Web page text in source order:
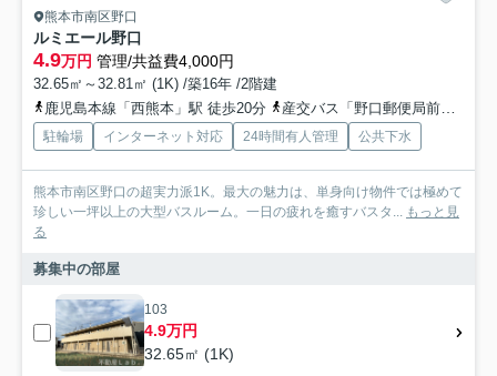
熊本市南区野口
ルミエール野口
4.9万円 管理/共益費4,000円
32.65㎡～32.81㎡ (1K) /築16年 /2階建
鹿児島本線「西熊本」駅 徒歩20分
産交バス「野口郵便局前」バス停下車 徒歩6分
駐輪場 インターネット対応 24時間有人管理 公共下水
熊本市南区野口の超実力派1K。最大の魅力は、単身向け物件では極めて
珍しい一坪以上の大型バスルーム。一日の疲れを癒すバスタ... もっと見
る
募集中の部屋
103
4.9万円
32.65㎡ (1K)